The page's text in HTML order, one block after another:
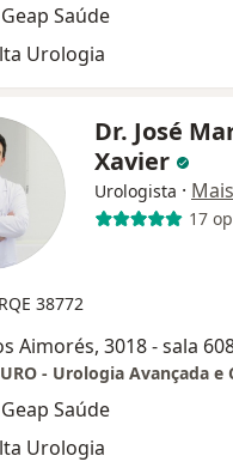
Saúde
Urologia
Dr. José
Xavier
Urologista · Mais
17
RQE 38772
- Urologia Avançada
Saúde
Urologia